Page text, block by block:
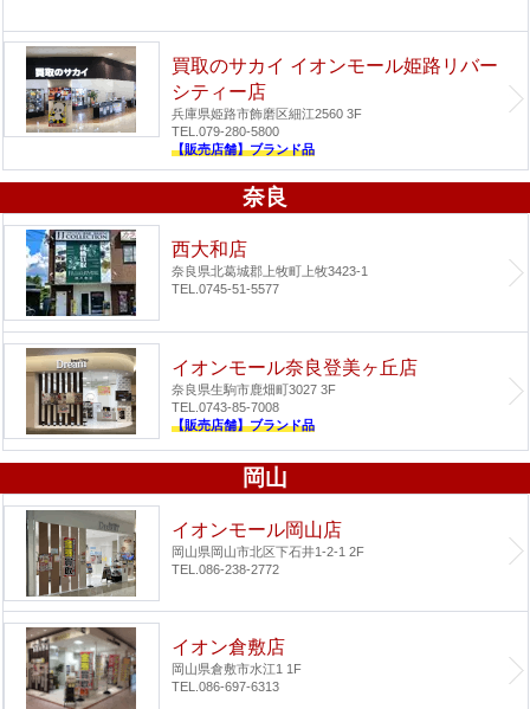
買取のサカイ イオンモール姫路リバー
シティー店
兵庫県姫路市飾磨区細江2560 3F
TEL.079-280-5800
【販売店舗】ブランド品
奈良
西大和店
奈良県北葛城郡上牧町上牧3423-1
TEL.0745-51-5577
イオンモール奈良登美ヶ丘店
奈良県生駒市鹿畑町3027 3F
TEL.0743-85-7008
【販売店舗】ブランド品
岡山
イオンモール岡山店
岡山県岡山市北区下石井1-2-1 2F
TEL.086-238-2772
イオン倉敷店
岡山県倉敷市水江1 1F
TEL.086-697-6313